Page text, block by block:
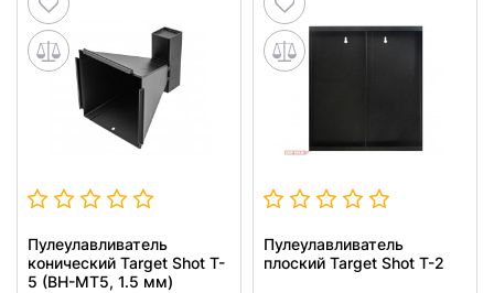
Пулеулавливатель
конический Target Shot T-
5 (BH-MT5, 1.5 мм)
Пулеулавливатель
плоский Target Shot T-2